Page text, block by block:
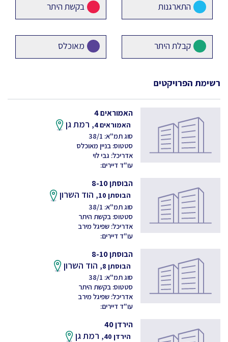
התארגנות בקשת היתר
קבלת היתר מאוכלס
רשימת הפרויקטים
האמוראים 4
האמוראים 4, רמת גן
סוג תמ"א: 38/1
סטטוס: בניין מאוכלס
אדריכל: גבי לוי
עו"ד דיירים:
הבוסתן 8-10
הבוסתן 10, הוד השרון
סוג תמ"א: 38/1
סטטוס: בקשת היתר
אדריכל: שפיגל מירב
עו"ד דיירים:
הבוסתן 8-10
הבוסתן 8, הוד השרון
סוג תמ"א: 38/1
סטטוס: בקשת היתר
אדריכל: שפיגל מירב
עו"ד דיירים:
הירדן 40
הירדן 40, רמת גן